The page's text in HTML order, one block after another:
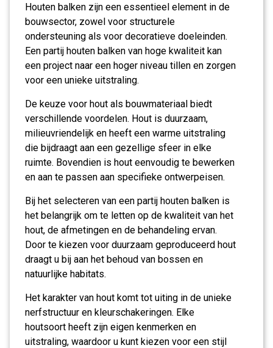
Houten balken zijn een essentieel element in de
bouwsector, zowel voor structurele
ondersteuning als voor decoratieve doeleinden.
Een partij houten balken van hoge kwaliteit kan
een project naar een hoger niveau tillen en zorgen
voor een unieke uitstraling.
De keuze voor hout als bouwmateriaal biedt
verschillende voordelen. Hout is duurzaam,
milieuvriendelijk en heeft een warme uitstraling
die bijdraagt aan een gezellige sfeer in elke
ruimte. Bovendien is hout eenvoudig te bewerken
en aan te passen aan specifieke ontwerpeisen.
Bij het selecteren van een partij houten balken is
het belangrijk om te letten op de kwaliteit van het
hout, de afmetingen en de behandeling ervan.
Door te kiezen voor duurzaam geproduceerd hout
draagt u bij aan het behoud van bossen en
natuurlijke habitats.
Het karakter van hout komt tot uiting in de unieke
nerfstructuur en kleurschakeringen. Elke
houtsoort heeft zijn eigen kenmerken en
uitstraling, waardoor u kunt kiezen voor een stijl